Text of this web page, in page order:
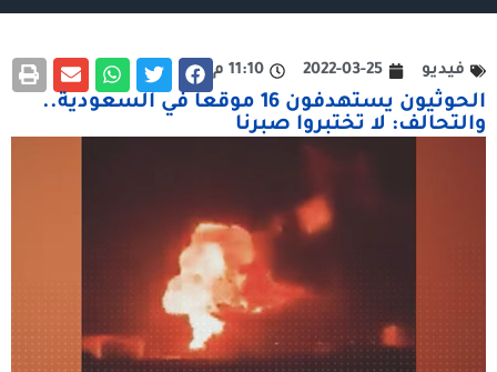
فيديو 2022-03-25 11:10 م
الحوثيون يستهدفون 16 موقعا في السعودية..
والتحالف: لا تختبروا صبرنا